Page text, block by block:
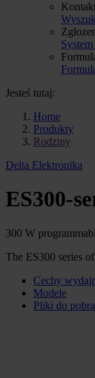
Jesteś tutaj:
Home
Produkty
Rodziny
Delta Elektronika
ES300-
300 W
The ES300 series
Cechy
Modele
Pliki do